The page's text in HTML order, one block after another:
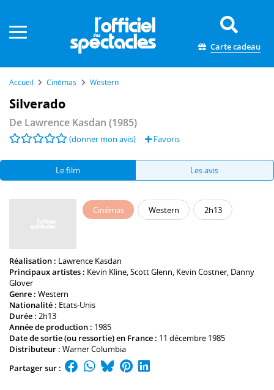
Carte cadeau
Accueil Cinémas Western
Silverado
De Lawrence Kasdan (1985)
(donner mon avis) Favoris
Le film Les avis
Cinémas Western 2h13
Réalisation : Lawrence Kasdan
Principaux artistes : Kevin Kline,Scott Glenn, Kevin Costner, Danny
Glover
Genre : Western
Nationalité : Etats-Unis
Durée : 2h13
Année de production : 1985
Date de sortie (ou ressortie) en France : 11 décembre 1985
Distributeur : Warner Columbia
Partager sur :